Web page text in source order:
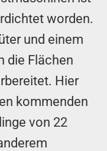
worden.
und einem
die Flächen
Hier
kommenden
von 22